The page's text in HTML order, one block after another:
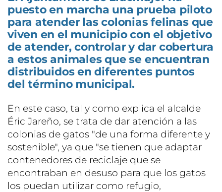
puesto en marcha una prueba piloto
para atender las colonias felinas que
viven en el municipio con el objetivo
de atender, controlar y dar cobertura
a estos animales que se encuentran
distribuidos en diferentes puntos
del término municipal.
En este caso, tal y como explica el alcalde
Éric Jareño, se trata de dar atención a las
colonias de gatos "de una forma diferente y
sostenible", ya que "se tienen que adaptar
contenedores de reciclaje que se
encontraban en desuso para que los gatos
los puedan utilizar como refugio,